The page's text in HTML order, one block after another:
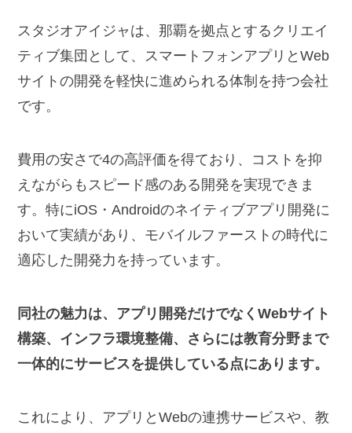
スタジオアイジャは、那覇を拠点とするクリエイ
ティブ集団として、スマートフォンアプリとWeb
サイトの開発を軽快に進められる体制を持つ会社
です。
費用の安さで4の高評価を得ており、コストを抑
えながらもスピード感のある開発を実現できま
す。特にiOS・Androidのネイティブアプリ開発に
おいて実績があり、モバイルファーストの時代に
適応した開発力を持っています。
同社の魅力は、アプリ開発だけでなくWebサイト
構築、インフラ環境整備、さらには教育分野まで
一体的にサービスを提供している点にあります。
これにより、アプリとWebの連携サービスや、教